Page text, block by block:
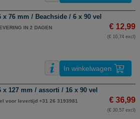
76 mm / Beachside / 6 x 90 vel
IN 2 DAGEN € 12,99
(€ 10,74 excl)
In winkelwagen
127 mm / assorti / 16 x 90 vel
voor levertijd +31 26 3193981 € 36,99
(€ 30,57 excl)